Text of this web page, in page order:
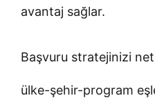
avantaj sağlar.
Başvuru stratejinizi
ülke-şehir-program